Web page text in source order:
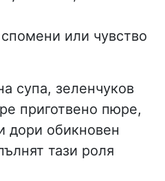
или чувство
супа, зеленчуков
приготвено пюре,
дори обикновен
тази роля